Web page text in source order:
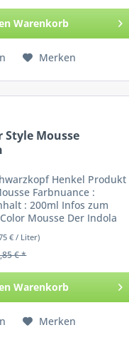
Warenkorb
Merken
Style Mousse
Henkel Produkt
Farbnuance :
: 200ml Infos zum
Mousse Der Indola
gleich zwei
Zum Einen kann der
ins...
€ / Liter)
€ *
Warenkorb
Merken